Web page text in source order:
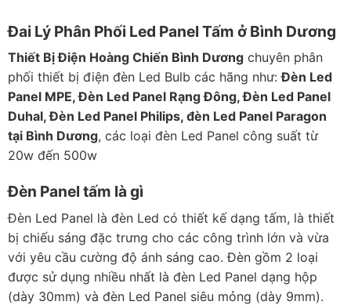
Đai Lý Phân Phối Led Panel Tấm ở Bình Dương
Thiết Bị Điện Hoàng Chiến Bình Dương chuyên phân
phối thiết bị điện đèn Led Bulb các hãng như:Đèn Led
Panel MPE, Đèn Led Panel Rạng Đông, Đèn Led Panel
Duhal, Đèn Led Panel Philips, đèn Led Panel Paragon
tại Bình Dương, các loại đèn Led Panel công suất từ
20w đến 500w
Đèn Panel tấm là gì
Đèn Led Panel là đèn Led có thiết kế dạng tấm, là thiết
bị chiếu sáng đặc trưng cho các công trình lớn và vừa
với yêu cầu cường độ ánh sáng cao. Đèn gồm 2 loại
được sử dụng nhiều nhất là đèn Led Panel dạng hộp
(dày 30mm) và đèn Led Panel siêu mỏng (dày 9mm).